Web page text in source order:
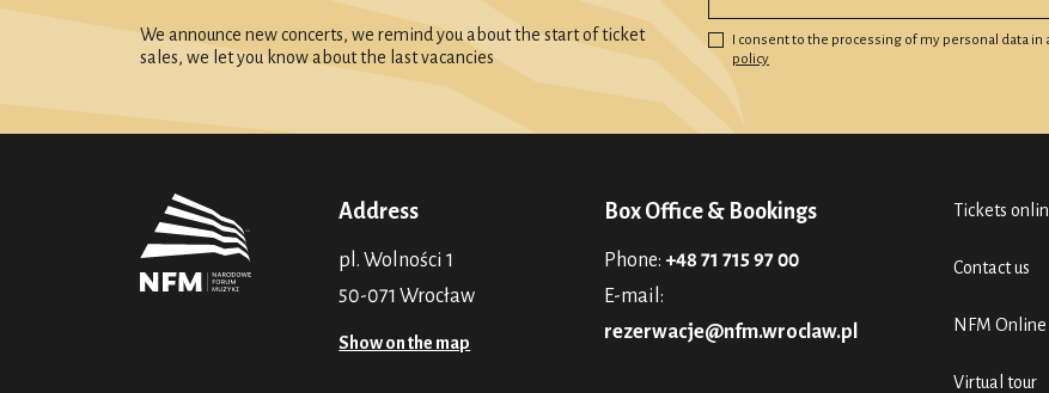
We announce new concerts, we remind you about the start of ticket
sales, we let you know about the last vacancies
I consent to the processing of my personal data in
policy
Address
pl. Wolności 1
50-071 Wrocław
Show on the map
Box Office & Bookings
Phone: +48 71 715 97 00
E-mail:
rezerwacje@nfm.wroclaw.pl
Tickets
Contact us
NFM Online
Virtual tour